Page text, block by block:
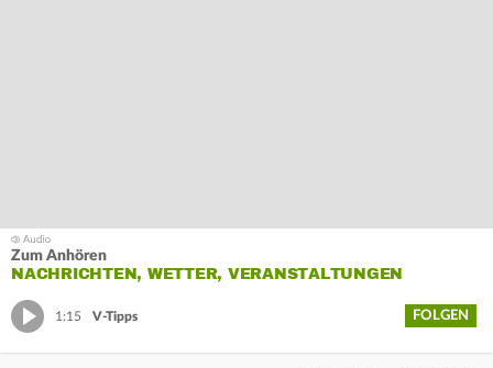
Zum Anhören
NACHRICHTEN, WETTER, VERANSTALTUNGEN
1:15 V-Tipps FOLGEN